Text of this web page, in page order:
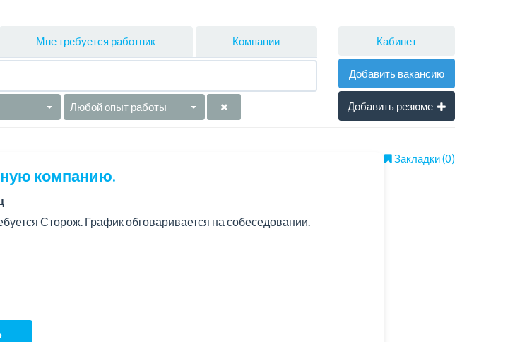
Мне требуется работник Компании
Любой опыт работы
Кабинет
Добавить вакансию
Добавить резюме
Закладки (0)
компанию.
Сторож. График обговаривается на собеседовании.